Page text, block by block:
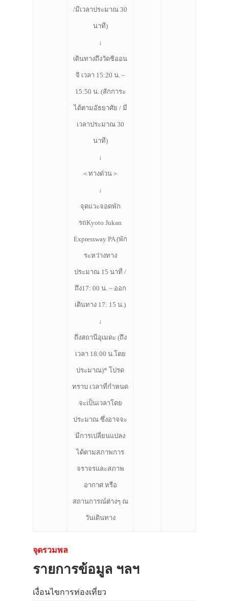
/มีเวลาประมาณ 30
นาที)
↓
เดินทางถึงวัดชิออน
จิ เวลา 15:20 น. –
15:50 น. (สักการะ
ได้ตามอัธยาศัย / มี
เวลาประมาณ 30
นาที)
↓
＜ทางด่วน＞
↓
จุดแวะจอดพัก
รถKyoto Jukan
Expressway PA (พัก
ระหว่างทาง
ประมาณ 15 นาที /
ถึง17: 00 น. ~ ออก
เดินทาง 17: 15 น.)
↓
ถึงสถานีอุเมดะ (ถึง
เวลา 18:00 น.โดย
ประมาณ)* โปรด
ทราบ เวลาที่กำหนด
จะเป็นเวลาโดย
ประมาณ ซึ่งอาจจะ
มีการเปลี่ยนแปลง
ได้ตามสภาพการ
จราจรและสภาพ
อากาศ หรือ
สถานการณ์ต่างๆ ณ
วันเดินทาง
จุดรวมพล
รายการข้อมูล ฯลฯ
เงื่อนไขการท่องเที่ยว